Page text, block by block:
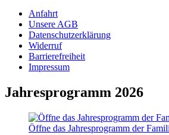
Anfahrt
Unsere AGB
Datenschutzerklärung
Widerruf
Barrierefreiheit
Impressum
Jahresprogramm 2026
Öffne das Jahresprogramm der